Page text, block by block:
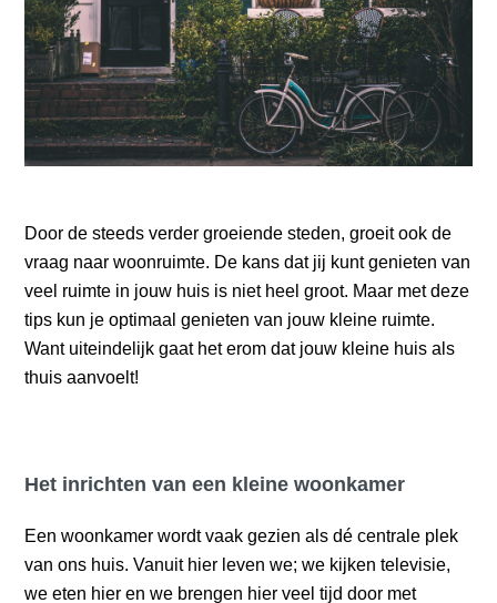
Door de steeds verder groeiende steden, groeit ook de
vraag naar woonruimte. De kans dat jij kunt genieten van
veel ruimte in jouw huis is niet heel groot. Maar met deze
tips kun je optimaal genieten van jouw kleine ruimte.
Want uiteindelijk gaat het erom dat jouw kleine huis als
thuis aanvoelt!
Het inrichten van een kleine woonkamer
Een woonkamer wordt vaak gezien als dé centrale plek
van ons huis. Vanuit hier leven we; we kijken televisie,
we eten hier en we brengen hier veel tijd door met